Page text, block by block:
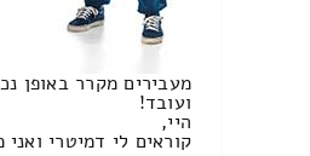
מעבירים מקרר באופן
ועובד!
היי,
קוראים לי דמיטרי